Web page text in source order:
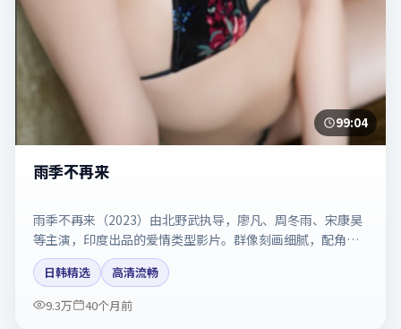
99:04
雨季不再来
雨季不再来（2023）由北野武执导，廖凡、周冬雨、宋康昊
等主演，印度出品的爱情类型影片。群像刻画细腻，配角同
样出彩。剧情简介与主创信息可供检索参考，上映日期以片
方资料为准。
日韩精选
高清流畅
9.3万
40个月前